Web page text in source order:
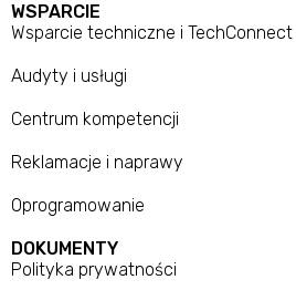
WSPARCIE
Wsparcie techniczne i TechConnect
Audyty i usługi
Centrum kompetencji
Reklamacje i naprawy
Oprogramowanie
DOKUMENTY
Polityka prywatności